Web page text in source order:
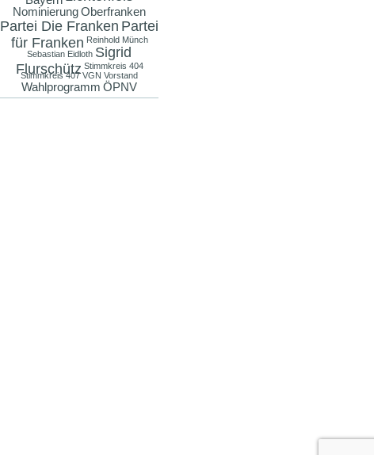
NominierungOberfranken
Partei Die Franken Partei
für Franken Reinhold Münch
Sebastian Eidloth Sigrid
Flurschütz Stimmkreis 404
Stimmkreis 407 VGN Vorstand
Wahlprogramm ÖPNV